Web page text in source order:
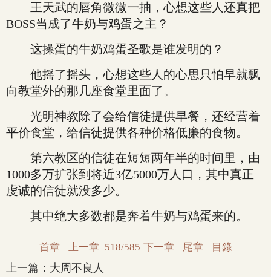
王天武的唇角微微一抽，心想这些人还真把
BOSS当成了牛奶与鸡蛋之主？
这操蛋的牛奶鸡蛋圣歌是谁发明的？
他摇了摇头，心想这些人的心思只怕早就飘
向教堂外的那几座食堂里面了。
光明神教除了会给信徒提供早餐，还经营着
平价食堂，给信徒提供各种价格低廉的食物。
第六教区的信徒在短短两年半的时间里，由
1000多万扩张到将近3亿5000万人口，其中真正
虔诚的信徒就没多少。
其中绝大多数都是奔着牛奶与鸡蛋来的。
首章 上一章 518/585 下一章 尾章 目錄
上一篇： 大周不良人